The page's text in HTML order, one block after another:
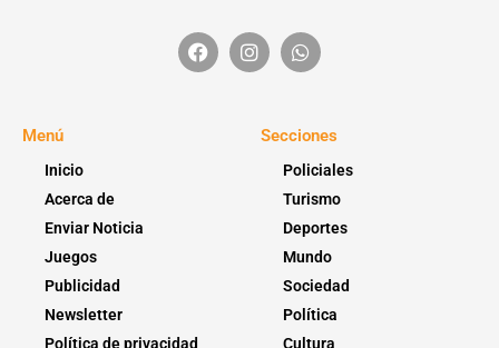
Menú
Inicio
Acerca de
Enviar Noticia
Juegos
Publicidad
Newsletter
Política de privacidad
Secciones
Policiales
Turismo
Deportes
Mundo
Sociedad
Política
Cultura